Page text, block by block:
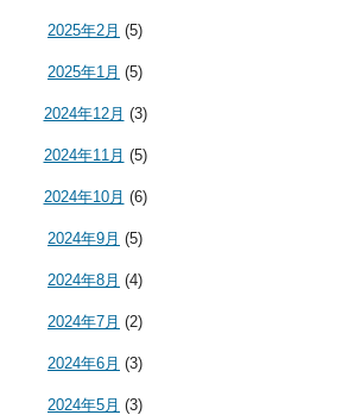
2025年2月 (5)
2025年1月 (5)
2024年12月 (3)
2024年11月 (5)
2024年10月 (6)
2024年9月 (5)
2024年8月 (4)
2024年7月 (2)
2024年6月 (3)
2024年5月 (3)